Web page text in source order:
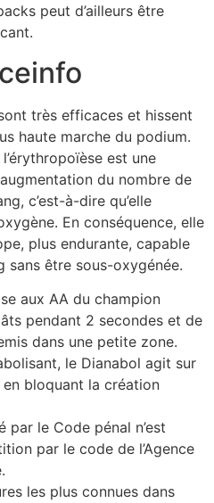
peut d’ailleurs être
très efficaces et hissent
haute marche du podium.
est une
du nombre de
c’est-à-dire qu’elle
En conséquence, elle
plus endurante, capable
être sous-oxygénée.
aux AA du champion
pendant 2 secondes et de
dans une petite zone.
le Dianabol agit sur
bloquant la création
le Code pénal n’est
par le code de l’Agence
les plus connues dans